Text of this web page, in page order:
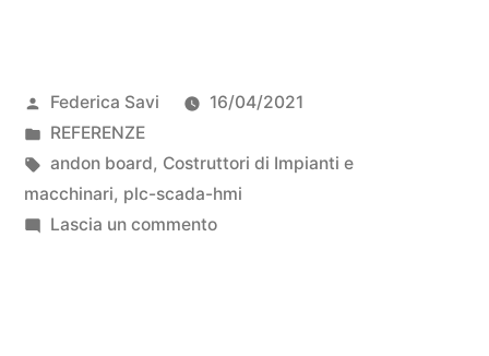
Federica Savi
16/04/2021
REFERENZE
andon board, Costruttori di Impianti e
macchinari, plc-scada-hmi
Lascia un commento